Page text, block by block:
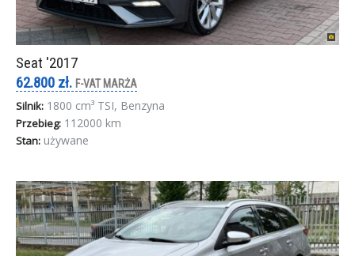
Seat '2017
62.800 zł. F-VAT MARŻA
Silnik: 1800 cm³ TSI, Benzyna
Przebieg: 112000 km
Stan: używane